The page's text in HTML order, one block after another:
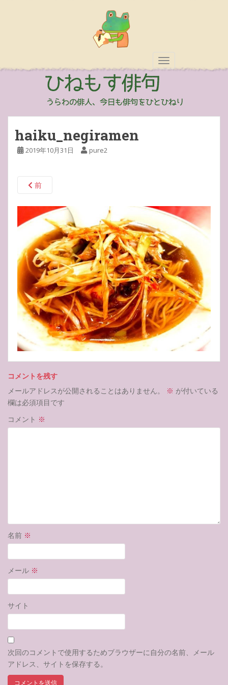
TOGGLE
haiku_negiramen
2019年10月31日 pure2
前
コメントを残す
メールアドレスが公開されることはありません。
※ が付いている
欄は必須項目です
コメント ※
名前 ※
メール ※
サイト
次回のコメントで使用するためブラウザーに自分の名前、メール
アドレス、サイトを保存する。